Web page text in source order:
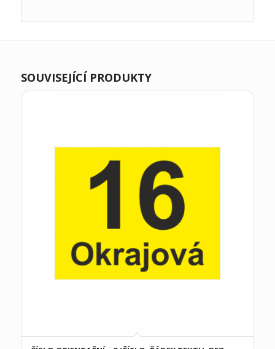
SOUVISEJÍCÍ PRODUKTY